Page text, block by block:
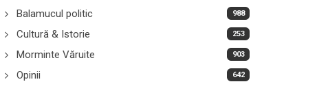
Balamucul politic 988
Cultură & Istorie 253
Morminte Văruite 903
Opinii 642